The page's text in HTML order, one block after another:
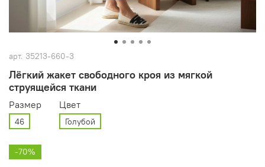
арт. 35213-660-3
Лёгкий жакет свободного кроя из мягкой
струящейся ткани
Размер
46
Цвет
Голубой
-70%